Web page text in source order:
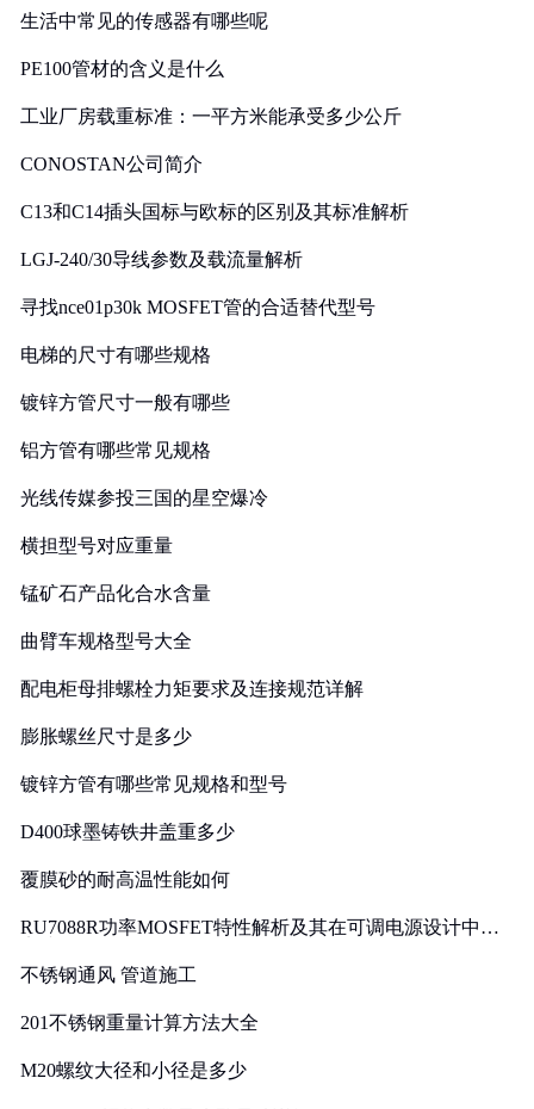
生活中常见的传感器有哪些呢
PE100管材的含义是什么
工业厂房载重标准：一平方米能承受多少公斤
CONOSTAN公司简介
C13和C14插头国标与欧标的区别及其标准解析
LGJ-240/30导线参数及载流量解析
寻找nce01p30k MOSFET管的合适替代型号
电梯的尺寸有哪些规格
镀锌方管尺寸一般有哪些
铝方管有哪些常见规格
光线传媒参投三国的星空爆冷
横担型号对应重量
锰矿石产品化合水含量
曲臂车规格型号大全
配电柜母排螺栓力矩要求及连接规范详解
膨胀螺丝尺寸是多少
镀锌方管有哪些常见规格和型号
D400球墨铸铁井盖重多少
覆膜砂的耐高温性能如何
RU7088R功率MOSFET特性解析及其在可调电源设计中的
不锈钢通风 管道施工
201不锈钢重量计算方法大全
M20螺纹大径和小径是多少